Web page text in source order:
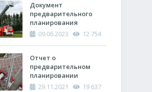
подразделений по
тушению пожара
Документ
предварительного
планирования
действий по тушению
спасательных работ
(ОПП)
09.06.2023 12 754
Отчет о
предварительном
планировании
действий пожарно-
29.11.2021 19 637